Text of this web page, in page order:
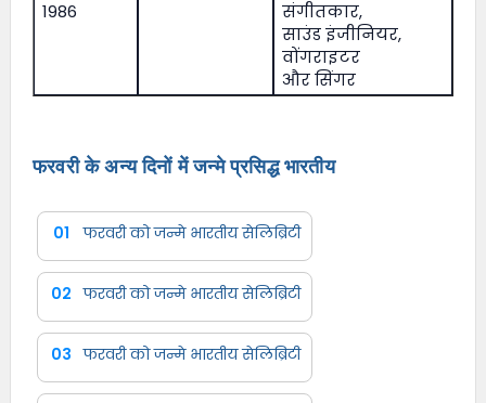
1986
संगीतकार,
साउंड इंजीनियर,
वोंगराइटर
और सिंगर
फरवरी के अन्य दिनों में जन्मे प्रसिद्ध भारतीय
01 फरवरी को जन्मे भारतीय सेलिब्रिटी
02 फरवरी को जन्मे भारतीय सेलिब्रिटी
03 फरवरी को जन्मे भारतीय सेलिब्रिटी